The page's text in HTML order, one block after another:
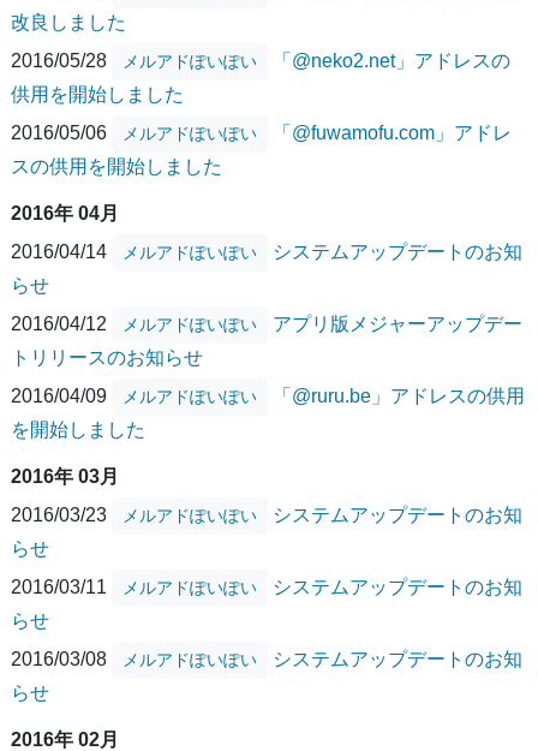
改良しました
2016/05/28
メルアドぽいぽい
「@neko2.net」アドレスの
供用を開始しました
2016/05/06
メルアドぽいぽい
「@fuwamofu.com」アドレ
スの供用を開始しました
2016年 04月
2016/04/14
メルアドぽいぽい
システムアップデートのお知
らせ
2016/04/12
メルアドぽいぽい
アプリ版メジャーアップデー
トリリースのお知らせ
2016/04/09
メルアドぽいぽい
「@ruru.be」アドレスの供用
を開始しました
2016年 03月
2016/03/23
メルアドぽいぽい
システムアップデートのお知
らせ
2016/03/11
メルアドぽいぽい
システムアップデートのお知
らせ
2016/03/08
メルアドぽいぽい
システムアップデートのお知
らせ
2016年 02月